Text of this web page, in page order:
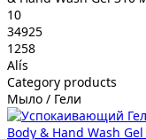
10
34925
1258
Alís
Category products
Мыло / Гели